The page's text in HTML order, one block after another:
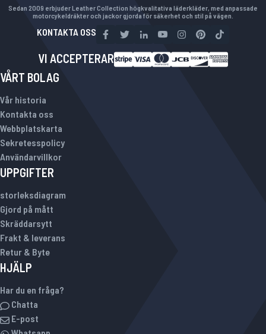
Sedan 2009 erbjuder Leather Collection högkvalitativa läderkläder, med anpassade
motorcykeldräkter och jackor gjorda för säkerhet och stil på vägen.
KONTAKTA OSS
VI ACCEPTERAR
VÅRT BOLAG
Vår historia
Kontakta oss
Webbplatskarta
Sekretesspolicy
Användarvillkor
UPPGIFTER
storleksdiagram
Gjord på mått
Skräddarsytt
Frakt & leverans
Retur & Byte
HJÄLP
Har du en fråga?
Chatta
E-post